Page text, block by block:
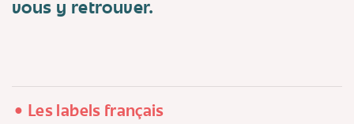
vous y retrouver.
Les labels français